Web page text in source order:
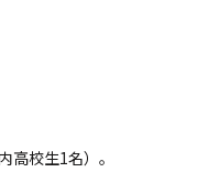
高校生1名）。